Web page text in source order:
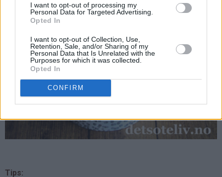
I want to opt-out of processing my
Personal Data for Targeted Advertising.
Opted In
I want to opt-out of Collection, Use,
Retention, Sale, and/or Sharing of my
Personal Data that Is Unrelated with the
Purposes for which it was collected.
Opted In
CONFIRM
Tips: